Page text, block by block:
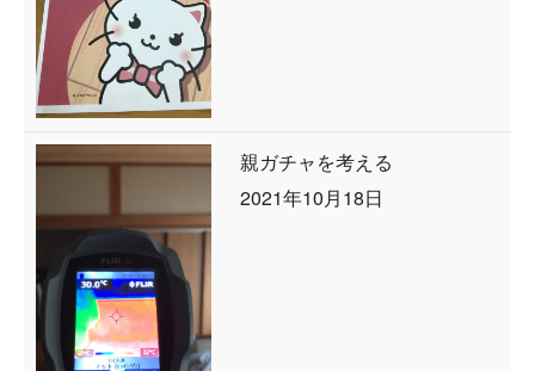
親ガチャを考える
2021年10月18日